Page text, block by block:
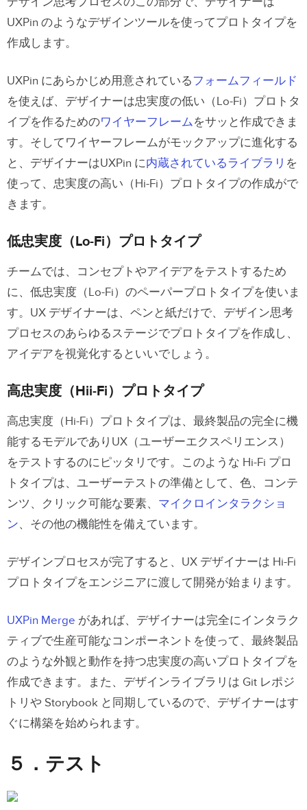
UXPin のようなデザインツールを使ってプロトタイプを
作成します。
UXPin にあらかじめ用意されているフォームフィールド
を使えば、デザイナーは忠実度の低い（Lo-Fi）プロトタ
イプを作るためのワイヤーフレームをサッと作成できま
す。そしてワイヤーフレームがモックアップに進化する
と、デザイナーはUXPin に内蔵されているライブラリ を
使って、忠実度の高い（Hi-Fi）プロトタイプの作成がで
きます。
低忠実度（Lo-Fi）プロトタイプ
チームでは、コンセプトやアイデアをテストするため
に、低忠実度（Lo-Fi）のペーパープロトタイプを使いま
す。UX デザイナーは、ペンと紙だけで、デザイン思考
プロセスのあらゆるステージでプロトタイプを作成し、
アイデアを視覚化するといいでしょう。
高忠実度（Hii-Fi）プロトタイプ
高忠実度（Hi-Fi）プロトタイプは、最終製品の完全に機
能するモデルでありUX（ユーザーエクスペリエンス）
をテストするのにピッタリです。このような Hi-Fi プロ
トタイプは、ユーザーテストの準備として、色、コンテ
ンツ、クリック可能な要素、 マイクロインタラクショ
ン、その他の機能性を備えています。
デザインプロセスが完了すると、UX デザイナーは Hi-Fi
プロトタイプをエンジニアに渡して開発が始まります。
UXPin Merge があれば、デザイナーは完全にインタラク
ティブで生産可能なコンポーネントを使って、最終製品
のような外観と動作を持つ忠実度の高いプロトタイプを
作成できます。また、デザインライブラリは Git レポジ
トリや Storybook と同期しているので、デザイナーはす
ぐに構築を始められます。
５．テスト